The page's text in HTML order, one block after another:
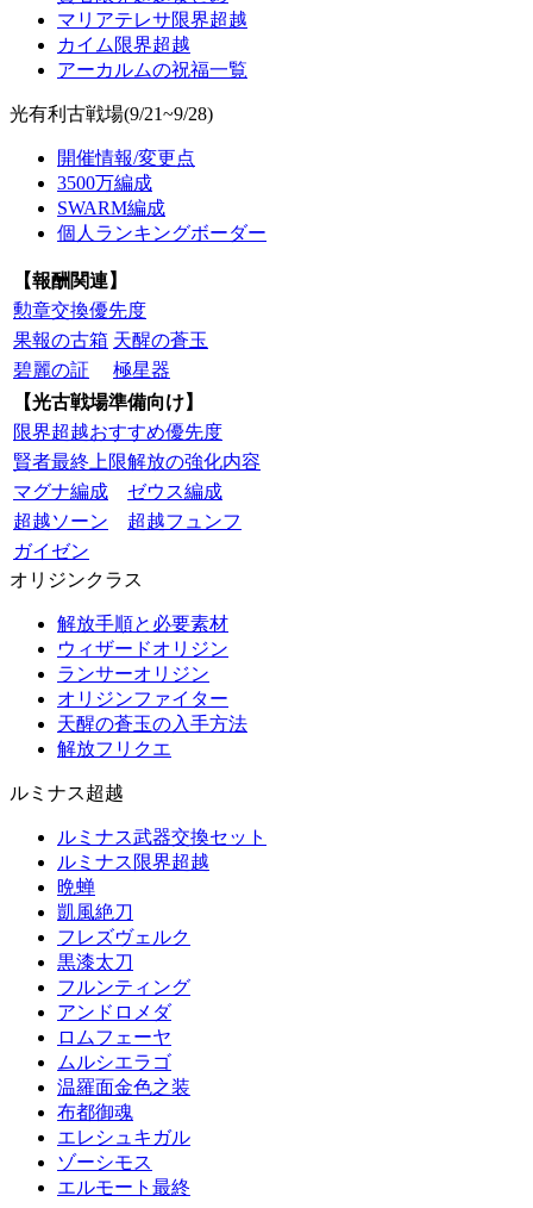
マリアテレサ限界超越
カイム限界超越
アーカルムの祝福一覧
光有利古戦場(9/21~9/28)
開催情報/変更点
3500万編成
SWARM編成
個人ランキングボーダー
【報酬関連】
勲章交換優先度
果報の古箱 天醒の蒼玉
碧麗の証
極星器
【光古戦場準備向け】
限界超越おすすめ優先度
賢者最終上限解放の強化内容
マグナ編成
ゼウス編成
超越ソーン
超越フュンフ
ガイゼン
オリジンクラス
解放手順と必要素材
ウィザードオリジン
ランサーオリジン
オリジンファイター
天醒の蒼玉の入手方法
解放フリクエ
ルミナス超越
ルミナス武器交換セット
ルミナス限界超越
晩蝉
凱風絶刀
フレズヴェルク
黒漆太刀
フルンティング
アンドロメダ
ロムフェーヤ
ムルシエラゴ
温羅面金色之装
布都御魂
エレシュキガル
ゾーシモス
エルモート最終